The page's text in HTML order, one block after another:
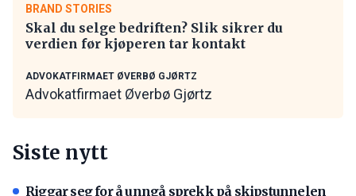
BRAND STORIES
Skal du selge bedriften? Slik sikrer du
verdien før kjøperen tar kontakt
ADVOKATFIRMAET ØVERBØ GJØRTZ
Advokatfirmaet Øverbø Gjørtz
Siste nytt
Riggar seg for å unngå sprekk på skipstunnelen